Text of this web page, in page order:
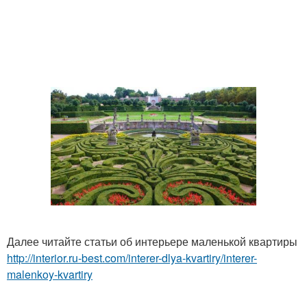
Далее читайте статьи об интерьере маленькой квартиры
http://interior.ru-best.com/interer-dlya-kvartiry/interer-
malenkoy-kvartiry